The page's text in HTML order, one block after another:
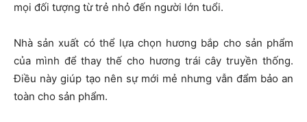
mọi đối tượng từ trẻ nhỏ đến người lớn tuổi.
Nhà sản xuất có thể lựa chọn hương bắp cho sản phẩm
của mình để thay thế cho hương trái cây truyền thống.
Điều này giúp tạo nên sự mới mẻ nhưng vẫn đẩm bảo an
toàn cho sản phẩm.